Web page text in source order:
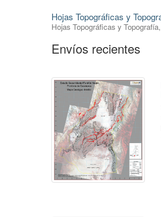
Hojas Topográficas y
Hojas Topográficas y
Envíos recientes